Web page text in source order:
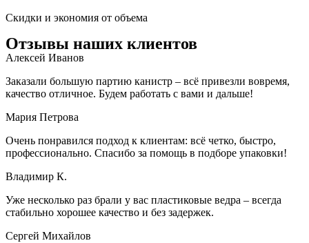
Скидки и экономия от объема
Отзывы наших клиентов
Алексей Иванов
Заказали большую партию канистр – всё привезли вовремя,
качество отличное. Будем работать с вами и дальше!
Мария Петрова
Очень понравился подход к клиентам: всё четко, быстро,
профессионально. Спасибо за помощь в подборе упаковки!
Владимир К.
Уже несколько раз брали у вас пластиковые ведра – всегда
стабильно хорошее качество и без задержек.
Сергей Михайлов